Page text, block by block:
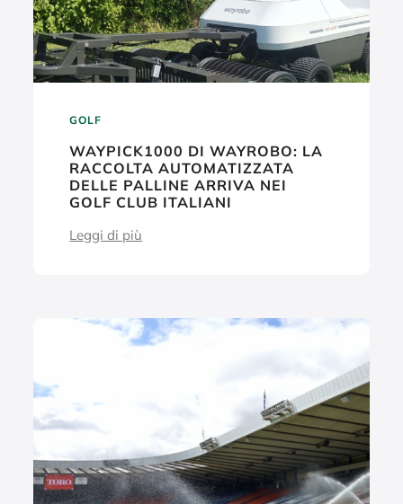
GOLF
WAYPICK1000 DI WAYROBO: LA
RACCOLTA AUTOMATIZZATA
DELLE PALLINE ARRIVA NEI
GOLF CLUB ITALIANI
Leggi di più